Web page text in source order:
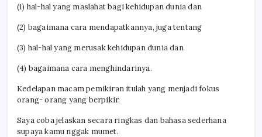
(1) hal-hal yang maslahat bagi kehidupan dunia dan
(2) bagaimana cara mendapatkannya, juga tentang
(3) hal-hal yang merusak kehidupan dunia dan
(4) bagaimana cara menghindarinya.
Kedelapan macam pemikiran itulah yang menjadi fokus
orang- orang yang berpikir.
Saya coba jelaskan secara ringkas dan bahasa sederhana
supaya kamu nggak mumet.